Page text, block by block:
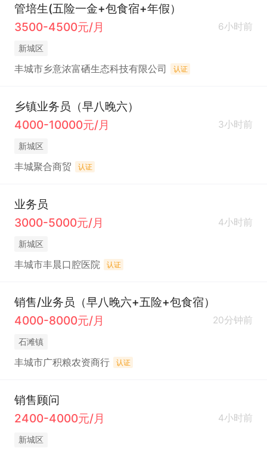
管培生(五险一金+包食宿+年假）
3500-4500元/月
6小时前
新城区
丰城市乡意浓富硒生态科技有限公司 认证
乡镇业务员（早八晚六）
4000-10000元/月
3小时前
新城区
丰城聚合商贸 认证
业务员
3000-5000元/月
4小时前
新城区
丰城市丰晨口腔医院 认证
销售/业务员（早八晚六+五险+包食宿）
4000-8000元/月
20分钟前
石滩镇
丰城市广积粮农资商行 认证
销售顾问
2400-4000元/月
4小时前
新城区